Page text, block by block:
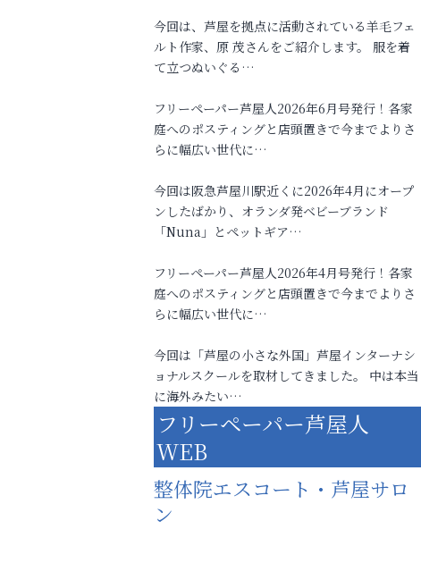
今回は、芦屋を拠点に活動されている羊毛フェ
ルト作家、原 茂さんをご紹介します。 服を着
て立つぬいぐる…
フリーペーパー芦屋人2026年6月号発行！各家
庭へのポスティングと店頭置きで今までよりさ
らに幅広い世代に…
今回は阪急芦屋川駅近くに2026年4月にオープ
ンしたばかり、オランダ発ベビーブランド
「Nuna」とペットギア…
フリーペーパー芦屋人2026年4月号発行！各家
庭へのポスティングと店頭置きで今までよりさ
らに幅広い世代に…
今回は「芦屋の小さな外国」芦屋インターナシ
ョナルスクールを取材してきました。 中は本当
に海外みたい…
フリーペーパー芦屋人
WEB
整体院エスコート・芦屋サロ
ン